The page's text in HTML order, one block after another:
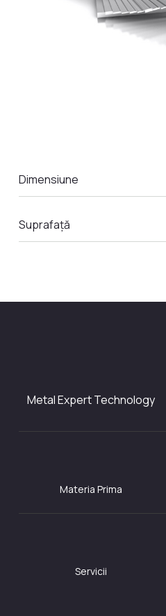
LA COMANDA
Dimensiune
Suprafață
Metal Expert Technology
Materia Prima
Servicii